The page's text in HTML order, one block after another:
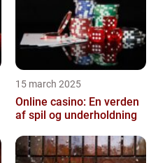
15 march 2025
Online casino: En verden
af spil og underholdning